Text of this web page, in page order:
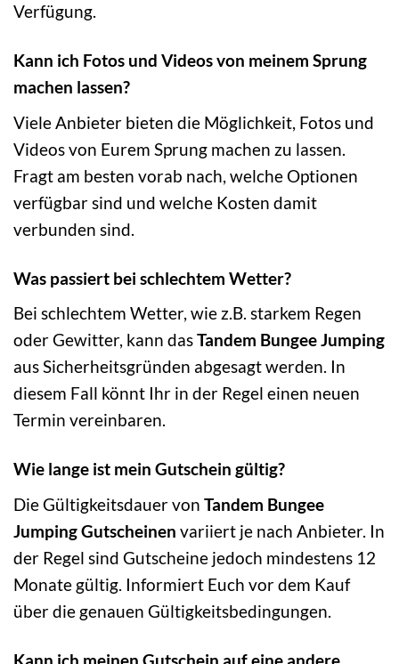
Verfügung.
Kann ich Fotos und Videos von meinem Sprung
machen lassen?
Viele Anbieter bieten die Möglichkeit, Fotos und
Videos von Eurem Sprung machen zu lassen.
Fragt am besten vorab nach, welche Optionen
verfügbar sind und welche Kosten damit
verbunden sind.
Was passiert bei schlechtem Wetter?
Bei schlechtem Wetter, wie z.B. starkem Regen
oder Gewitter, kann dasTandem Bungee Jumping
aus Sicherheitsgründen abgesagt werden. In
diesem Fall könnt Ihr in der Regel einen neuen
Termin vereinbaren.
Wie lange ist mein Gutschein gültig?
Die Gültigkeitsdauer von Tandem Bungee
Jumping Gutscheinen variiert je nach Anbieter. In
der Regel sind Gutscheine jedoch mindestens 12
Monate gültig. Informiert Euch vor dem Kauf
über die genauen Gültigkeitsbedingungen.
Kann ich meinen Gutschein auf eine andere